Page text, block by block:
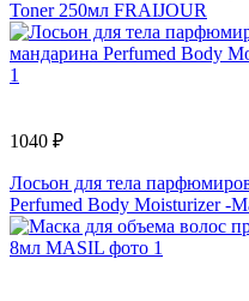
Toner 250мл FRAIJOUR
1040 ₽
Лосьон для тела
Perfumed Body Moisturizer -